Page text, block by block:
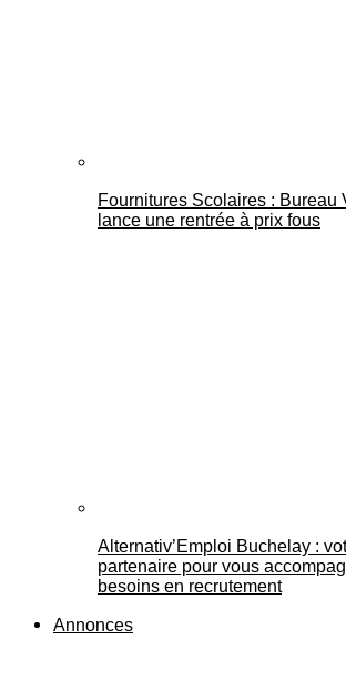
Fournitures Scolaires : Bureau
lance une rentrée à prix fous
Alternativ’Emploi Buchelay :
partenaire pour vous
besoins en recrutement
Annonces